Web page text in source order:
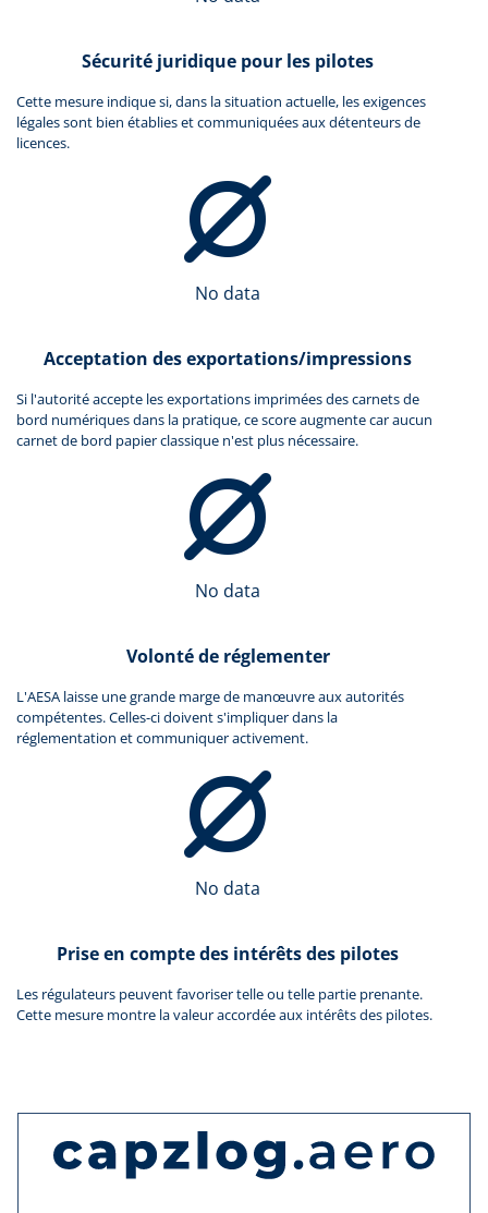
Sécurité juridique pour les pilotes
Cette mesure indique si, dans la situation actuelle, les exigences
légales sont bien établies et communiquées aux détenteurs de
licences.
No data
Acceptation des exportations/impressions
Si l'autorité accepte les exportations imprimées des carnets de
bord numériques dans la pratique, ce score augmente car aucun
carnet de bord papier classique n'est plus nécessaire.
No data
Volonté de réglementer
L'AESA laisse une grande marge de manœuvre aux autorités
compétentes. Celles-ci doivent s'impliquer dans la
réglementation et communiquer activement.
No data
Prise en compte des intérêts des pilotes
Les régulateurs peuvent favoriser telle ou telle partie prenante.
Cette mesure montre la valeur accordée aux intérêts des pilotes.